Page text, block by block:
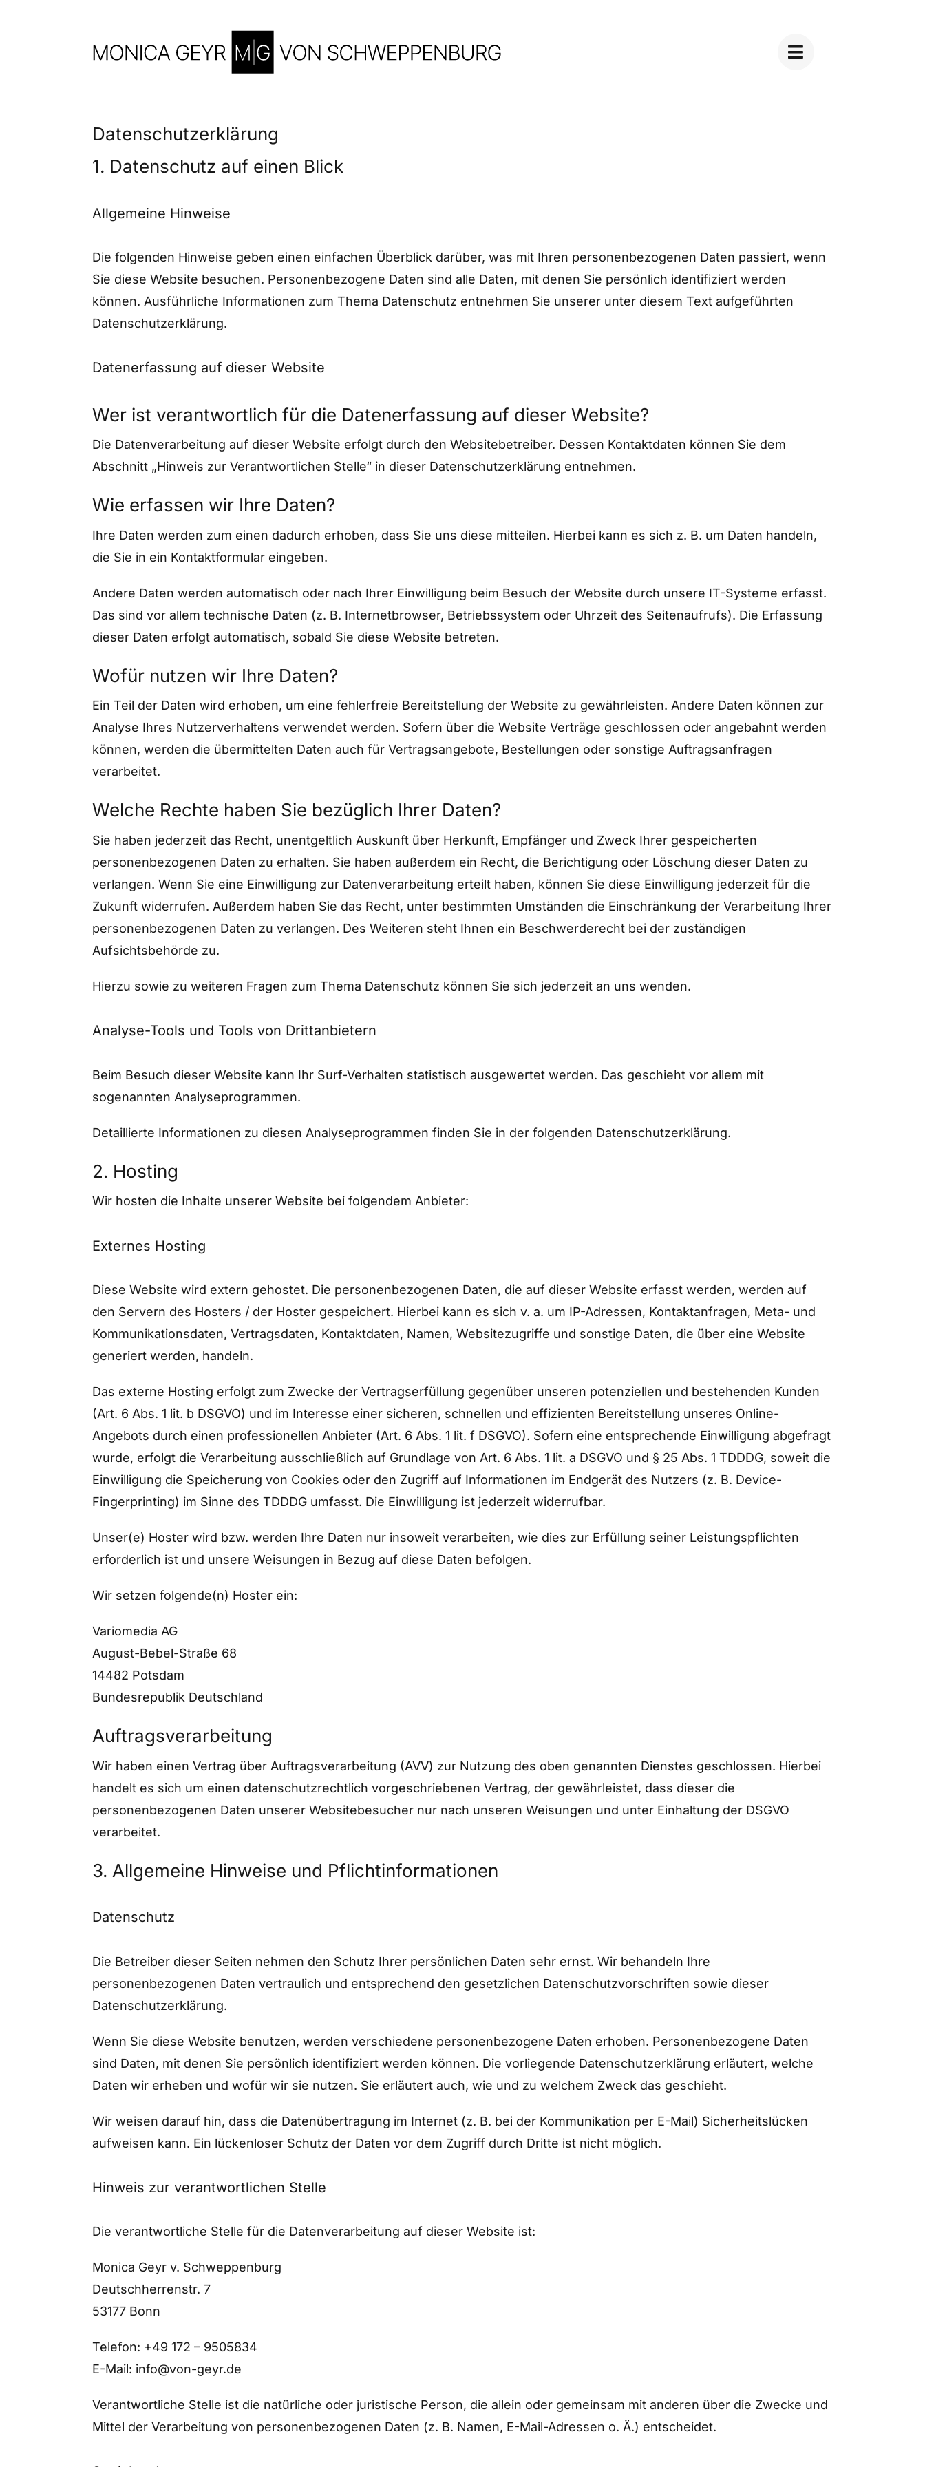
Datenschutz­erklärung
1. Datenschutz auf einen Blick
Allgemeine Hinweise
Die folgenden Hinweise geben einen einfachen Überblick darüber, was mit Ihren personenbezogenen Daten passiert, wenn
Sie diese Website besuchen. Personenbezogene Daten sind alle Daten, mit denen Sie persönlich identifiziert werden
können. Ausführliche Informationen zum Thema Datenschutz entnehmen Sie unserer unter diesem Text aufgeführten
Datenschutzerklärung.
Datenerfassung auf dieser Website
Wer ist verantwortlich für die Datenerfassung auf dieser Website?
Die Datenverarbeitung auf dieser Website erfolgt durch den Websitebetreiber. Dessen Kontaktdaten können Sie dem
Abschnitt „Hinweis zur Verantwortlichen Stelle“ in dieser Datenschutzerklärung entnehmen.
Wie erfassen wir Ihre Daten?
Ihre Daten werden zum einen dadurch erhoben, dass Sie uns diese mitteilen. Hierbei kann es sich z. B. um Daten handeln,
die Sie in ein Kontaktformular eingeben.
Andere Daten werden automatisch oder nach Ihrer Einwilligung beim Besuch der Website durch unsere IT-Systeme erfasst.
Das sind vor allem technische Daten (z. B. Internetbrowser, Betriebssystem oder Uhrzeit des Seitenaufrufs). Die Erfassung
dieser Daten erfolgt automatisch, sobald Sie diese Website betreten.
Wofür nutzen wir Ihre Daten?
Ein Teil der Daten wird erhoben, um eine fehlerfreie Bereitstellung der Website zu gewährleisten. Andere Daten können zur
Analyse Ihres Nutzerverhaltens verwendet werden. Sofern über die Website Verträge geschlossen oder angebahnt werden
können, werden die übermittelten Daten auch für Vertragsangebote, Bestellungen oder sonstige Auftragsanfragen
verarbeitet.
Welche Rechte haben Sie bezüglich Ihrer Daten?
Sie haben jederzeit das Recht, unentgeltlich Auskunft über Herkunft, Empfänger und Zweck Ihrer gespeicherten
personenbezogenen Daten zu erhalten. Sie haben außerdem ein Recht, die Berichtigung oder Löschung dieser Daten zu
verlangen. Wenn Sie eine Einwilligung zur Datenverarbeitung erteilt haben, können Sie diese Einwilligung jederzeit für die
Zukunft widerrufen. Außerdem haben Sie das Recht, unter bestimmten Umständen die Einschränkung der Verarbeitung Ihrer
personenbezogenen Daten zu verlangen. Des Weiteren steht Ihnen ein Beschwerderecht bei der zuständigen
Aufsichtsbehörde zu.
Hierzu sowie zu weiteren Fragen zum Thema Datenschutz können Sie sich jederzeit an uns wenden.
Analyse-Tools und Tools von Dritt­anbietern
Beim Besuch dieser Website kann Ihr Surf-Verhalten statistisch ausgewertet werden. Das geschieht vor allem mit
sogenannten Analyseprogrammen.
Detaillierte Informationen zu diesen Analyseprogrammen finden Sie in der folgenden Datenschutzerklärung.
2. Hosting
Wir hosten die Inhalte unserer Website bei folgendem Anbieter:
Externes Hosting
Diese Website wird extern gehostet. Die personenbezogenen Daten, die auf dieser Website erfasst werden, werden auf
den Servern des Hosters / der Hoster gespeichert. Hierbei kann es sich v. a. um IP-Adressen, Kontaktanfragen, Meta- und
Kommunikationsdaten, Vertragsdaten, Kontaktdaten, Namen, Websitezugriffe und sonstige Daten, die über eine Website
generiert werden, handeln.
Das externe Hosting erfolgt zum Zwecke der Vertragserfüllung gegenüber unseren potenziellen und bestehenden Kunden
(Art. 6 Abs. 1 lit. b DSGVO) und im Interesse einer sicheren, schnellen und effizienten Bereitstellung unseres Online-
Angebots durch einen professionellen Anbieter (Art. 6 Abs. 1 lit. f DSGVO). Sofern eine entsprechende Einwilligung abgefragt
wurde, erfolgt die Verarbeitung ausschließlich auf Grundlage von Art. 6 Abs. 1 lit. a DSGVO und § 25 Abs. 1 TDDDG, soweit die
Einwilligung die Speicherung von Cookies oder den Zugriff auf Informationen im Endgerät des Nutzers (z. B. Device-
Fingerprinting) im Sinne des TDDDG umfasst. Die Einwilligung ist jederzeit widerrufbar.
Unser(e) Hoster wird bzw. werden Ihre Daten nur insoweit verarbeiten, wie dies zur Erfüllung seiner Leistungspflichten
erforderlich ist und unsere Weisungen in Bezug auf diese Daten befolgen.
Wir setzen folgende(n) Hoster ein:
Variomedia AG
August-Bebel-Straße 68
14482 Potsdam
Bundesrepublik Deutschland
Auftragsverarbeitung
Wir haben einen Vertrag über Auftragsverarbeitung (AVV) zur Nutzung des oben genannten Dienstes geschlossen. Hierbei
handelt es sich um einen datenschutzrechtlich vorgeschriebenen Vertrag, der gewährleistet, dass dieser die
personenbezogenen Daten unserer Websitebesucher nur nach unseren Weisungen und unter Einhaltung der DSGVO
verarbeitet.
3. Allgemeine Hinweise und Pflicht­informationen
Datenschutz
Die Betreiber dieser Seiten nehmen den Schutz Ihrer persönlichen Daten sehr ernst. Wir behandeln Ihre
personenbezogenen Daten vertraulich und entsprechend den gesetzlichen Datenschutzvorschriften sowie dieser
Datenschutzerklärung.
Wenn Sie diese Website benutzen, werden verschiedene personenbezogene Daten erhoben. Personenbezogene Daten
sind Daten, mit denen Sie persönlich identifiziert werden können. Die vorliegende Datenschutzerklärung erläutert, welche
Daten wir erheben und wofür wir sie nutzen. Sie erläutert auch, wie und zu welchem Zweck das geschieht.
Wir weisen darauf hin, dass die Datenübertragung im Internet (z. B. bei der Kommunikation per E-Mail) Sicherheitslücken
aufweisen kann. Ein lückenloser Schutz der Daten vor dem Zugriff durch Dritte ist nicht möglich.
Hinweis zur verantwortlichen Stelle
Die verantwortliche Stelle für die Datenverarbeitung auf dieser Website ist:
Monica Geyr v. Schweppenburg
Deutschherrenstr. 7
53177 Bonn
Telefon: +49 172 – 9505834
E-Mail: info@von-geyr.de
Verantwortliche Stelle ist die natürliche oder juristische Person, die allein oder gemeinsam mit anderen über die Zwecke und
Mittel der Verarbeitung von personenbezogenen Daten (z. B. Namen, E-Mail-Adressen o. Ä.) entscheidet.